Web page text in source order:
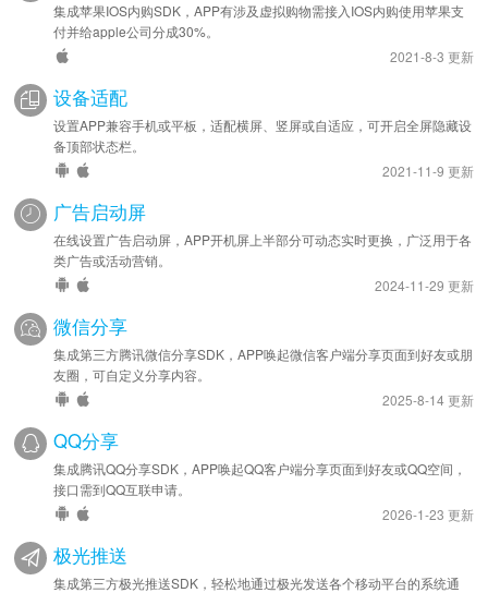
集成苹果IOS内购SDK，APP有涉及虚拟购物需接入IOS内购使用苹果支
付并给apple公司分成30%。
2021-8-3 更新
设备适配
设置APP兼容手机或平板，适配横屏、竖屏或自适应，可开启全屏隐藏设
备顶部状态栏。
2021-11-9 更新
广告启动屏
在线设置广告启动屏，APP开机屏上半部分可动态实时更换，广泛用于各
类广告或活动营销。
2024-11-29 更新
微信分享
集成第三方腾讯微信分享SDK，APP唤起微信客户端分享页面到好友或朋
友圈，可自定义分享内容。
2025-8-14 更新
QQ分享
集成腾讯QQ分享SDK，APP唤起QQ客户端分享页面到好友或QQ空间，
接口需到QQ互联申请。
2026-1-23 更新
极光推送
集成第三方极光推送SDK，轻松地通过极光发送各个移动平台的系统通